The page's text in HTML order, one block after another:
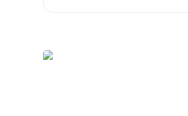
Academia de Amadores de Música